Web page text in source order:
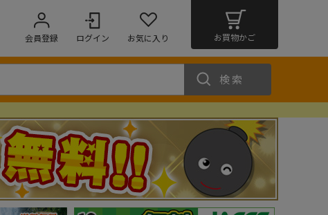
会員登録 ログイン お気に入り お買物かご
検索